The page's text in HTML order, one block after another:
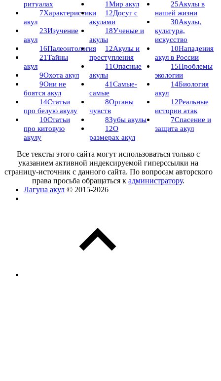
ритуалах
7Характеристики
акул
23Изучение
акул
16Палеонтология
21Тайны
акул
9Охота акул
9Они не
боятся акул
14Статьи
про белую акулу
10Статьи
про китовую
акулу
1Мир акул
12Досуг с
акулами
18Ученые и
акулы
12Акулы и
преступления
11Опасные
акулы
41Самые-
самые
8Органы
чувств
8Зубы акулы
12О
размерах акул
25Акулы в
нашей жизни
30Акулы,
культура,
искусство
10Нападения
акул в России
15Проблемы
экологии
14Биология
акул
12Реальные
истории атак
7Спасение и
защита акул
Все тексты этого сайта могут использоваться только с
указанием активной индексируемой гиперссылки на
страницу-источник с данного сайта. По вопросам авторского
права просьба обращаться кадминистратору.
Лагуна акул © 2015-2026